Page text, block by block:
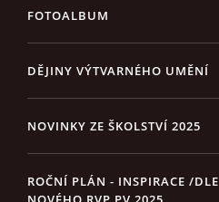
FOTOALBUM
DĚJINY VÝTVARNÉHO UMĚNÍ
NOVINKY ZE ŠKOLSTVÍ 2025
ROČNÍ PLÁN - INSPIRACE /DLE